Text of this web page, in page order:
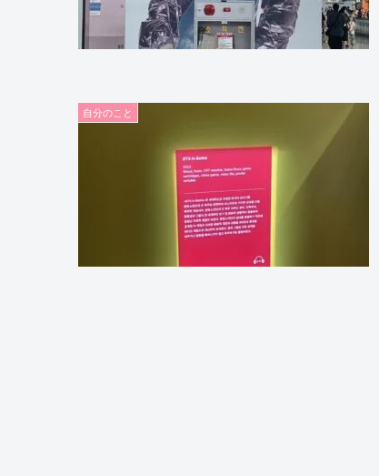
自分のこと